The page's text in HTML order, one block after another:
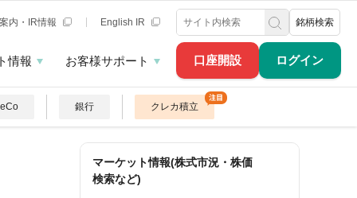
口座開設 ログイン
内・IR情報 English IR 銘柄検索
情報 お客様サポート
銀行 クレカ積立
マーケット情報(株式市況・株価
検索など)